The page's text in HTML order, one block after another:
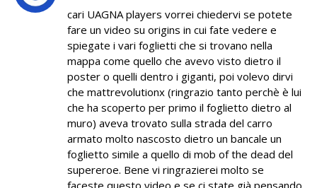
cari UAGNA players vorrei chiedervi se potete
fare un video su origins in cui fate vedere e
spiegate i vari foglietti che si trovano nella
mappa come quello che avevo visto dietro il
poster o quelli dentro i giganti, poi volevo dirvi
che mattrevolutionx (ringrazio tanto perchè è lui
che ha scoperto per primo il foglietto dietro al
muro) aveva trovato sulla strada del carro
armato molto nascosto dietro un bancale un
foglietto simile a quello di mob of the dead del
supereroe. Bene vi ringrazierei molto se